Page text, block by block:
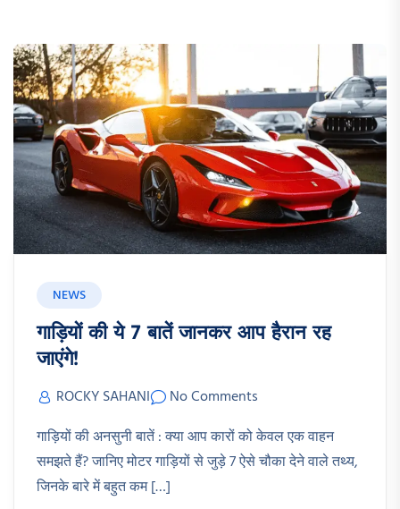
NEWS
गाड़ियों की ये 7 बातें जानकर आप हैरान रह
जाएंगे!
ROCKY SAHANI
No Comments
गाड़ियों की अनसुनी बातें : क्या आप कारों को केवल एक वाहन
समझते हैं? जानिए मोटर गाड़ियों से जुड़े 7 ऐसे चौका देने वाले तथ्य,
जिनके बारे में बहुत कम […]